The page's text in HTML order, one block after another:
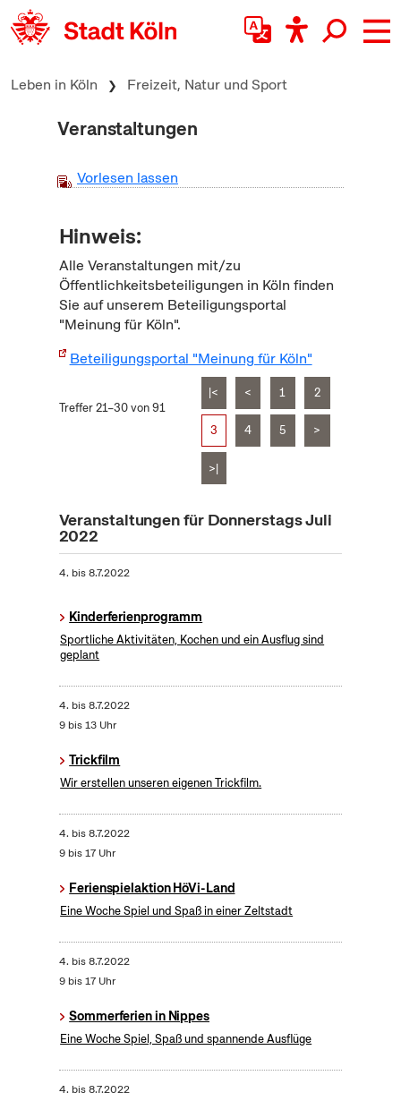
zum Inhalt springen
Leben in Köln Freizeit, Natur und Sport
Veranstaltungen
Vorlesen lassen
Hinweis:
Alle Veranstaltungen mit/zu
Öffentlichkeitsbeteiligungen in Köln finden
Sie auf unserem Beteiligungsportal
"Meinung für Köln".
Beteiligungsportal "Meinung für Köln"
Treffer 21–30 von 91
|< < 1 2
3 4 5 >
>|
Veranstaltungen für Donnerstags Juli
2022
4. bis8.7.2022
Kinderferienprogramm
Sportliche Aktivitäten, Kochen und ein Ausflug sind
geplant
4. bis8.7.2022
9 bis 13 Uhr
Trickfilm
Wir erstellen unseren eigenen Trickfilm.
4. bis8.7.2022
9 bis 17 Uhr
Ferienspielaktion HöVi-Land
Eine Woche Spiel und Spaß in einer Zeltstadt
4. bis8.7.2022
9 bis 17 Uhr
Sommerferien in Nippes
Eine Woche Spiel, Spaß und spannende Ausflüge
4. bis8.7.2022